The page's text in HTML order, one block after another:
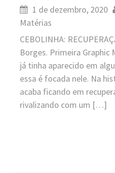
1 de dezembro, 2020
Matérias
CEBOLINHA:
Borges. Primeira Graphic
já tinha aparecido em
essa é focada nele. Na
acaba ficando em
rivalizando com um […]